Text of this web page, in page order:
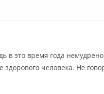
в это время года немудрено
человека. Не